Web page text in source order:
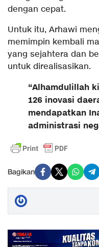
dengan cepat.
Untuk itu, Arhawi
memimpin kembali
yang sejahtera dan
untuk direalisasikan.
“Alhamdulillah
126 inovasi
mendapatkan
administrasi
Bagikan